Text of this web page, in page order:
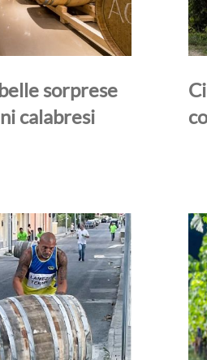
sorprese
calabresi